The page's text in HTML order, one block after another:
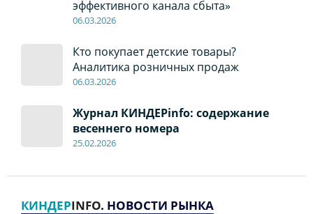
эффективного канала сбыта»
06.03.2026
Кто покупает детские товары?
Аналитика розничных продаж
06.03.2026
Журнал КИНДЕРinfo: содержание
весеннего номера
25.02.2026
КИНДЕРINFO. НОВОСТИ РЫНКА